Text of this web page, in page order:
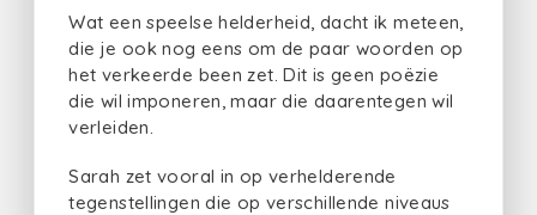
Wat een speelse helderheid, dacht ik meteen,
die je ook nog eens om de paar woorden op
het verkeerde been zet. Dit is geen poëzie
die wil imponeren, maar die daarentegen wil
verleiden.
Sarah zet vooral in op verhelderende
tegenstellingen die op verschillende niveaus